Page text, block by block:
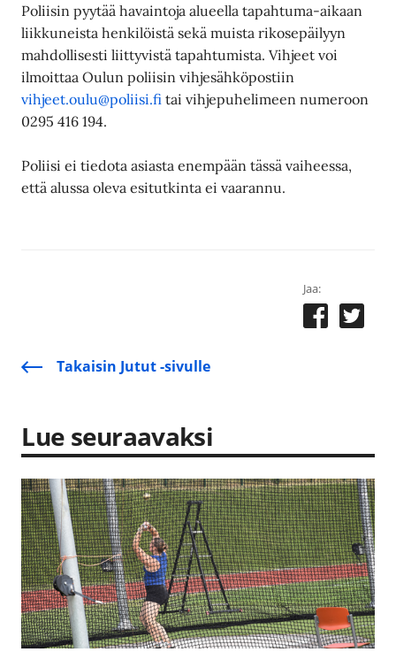
Poliisin pyytää havaintoja alueella tapahtuma-aikaan
liikkuneista henkilöistä sekä muista rikosepäilyyn
mahdollisesti liittyvistä tapahtumista. Vihjeet voi
ilmoittaa Oulun poliisin vihjesähköpostiin
vihjeet.oulu@poliisi.fi tai vihjepuhelimeen numeroon
0295 416 194.
Poliisi ei tiedota asiasta enempään tässä vaiheessa,
että alussa oleva esitutkinta ei vaarannu.
Jaa:
Takaisin Jutut -sivulle
Lue seuraavaksi